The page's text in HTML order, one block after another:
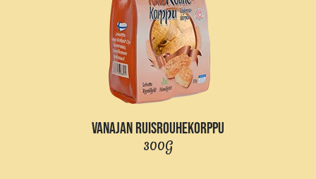
VANAJAN RUISROUHEKORPPU
300G